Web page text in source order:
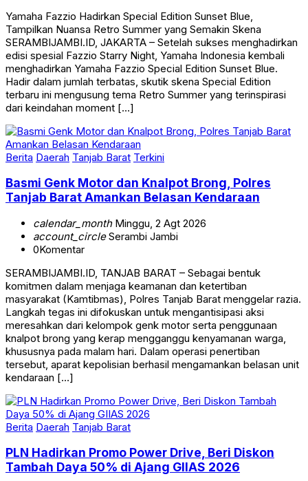
Yamaha Fazzio Hadirkan Special Edition Sunset Blue,
Tampilkan Nuansa Retro Summer yang Semakin Skena
SERAMBIJAMBI.ID, JAKARTA – Setelah sukses menghadirkan
edisi spesial Fazzio Starry Night, Yamaha Indonesia kembali
menghadirkan Yamaha Fazzio Special Edition Sunset Blue.
Hadir dalam jumlah terbatas, skutik skena Special Edition
terbaru ini mengusung tema Retro Summer yang terinspirasi
dari keindahan moment […]
Berita Daerah Tanjab Barat Terkini
Basmi Genk Motor dan Knalpot Brong, Polres
Tanjab Barat Amankan Belasan Kendaraan
calendar_monthMinggu, 2 Agt 2026
account_circleSerambi Jambi
0Komentar
SERAMBIJAMBI.ID, TANJAB BARAT – Sebagai bentuk
komitmen dalam menjaga keamanan dan ketertiban
masyarakat (Kamtibmas), Polres Tanjab Barat menggelar razia.
Langkah tegas ini difokuskan untuk mengantisipasi aksi
meresahkan dari kelompok genk motor serta penggunaan
knalpot brong yang kerap mengganggu kenyamanan warga,
khususnya pada malam hari. Dalam operasi penertiban
tersebut, aparat kepolisian berhasil mengamankan belasan unit
kendaraan […]
Berita Daerah Tanjab Barat
PLN Hadirkan Promo Power Drive, Beri Diskon
Tambah Daya 50% di Ajang GIIAS 2026